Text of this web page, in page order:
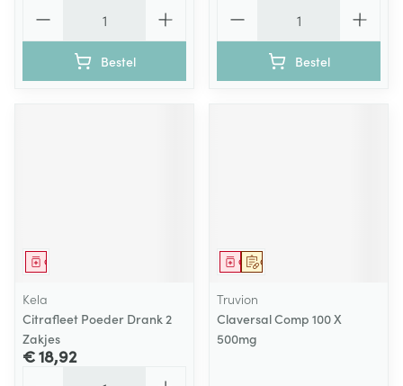
Bestel Bestel
Geneesmiddel
Kela
Citrafleet Poeder Drank 2
Zakjes
€ 18,92
Op voorschrift
Geneesmiddel
Truvion
Claversal Comp 100 X
500mg